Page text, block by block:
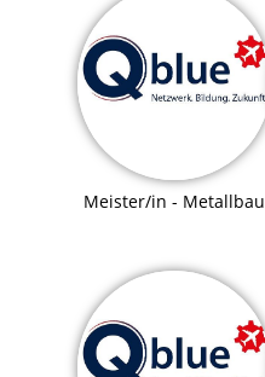
Meister/in - Metallbau